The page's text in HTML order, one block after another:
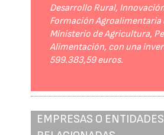
Desarrollo Rural,
Formación Agroalimentaria
Ministerio de Agricultura,
Alimentación, con una
599.383,59 euros.
EMPRESAS O ENTIDADES